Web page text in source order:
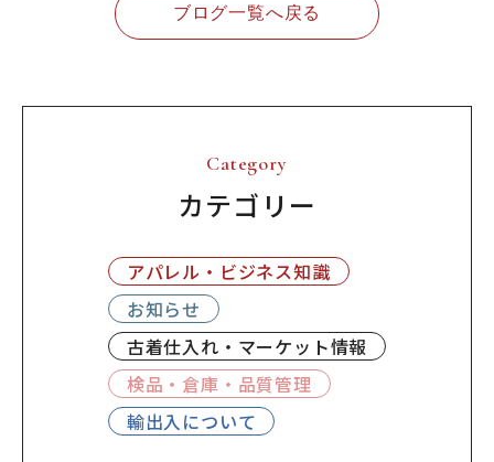
ブログ一覧へ戻る
Category
カテゴリー
アパレル・ビジネス知識
お知らせ
古着仕入れ・マーケット情報
検品・倉庫・品質管理
輸出入について